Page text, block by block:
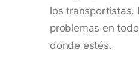
los transportistas.
problemas en
donde estés.